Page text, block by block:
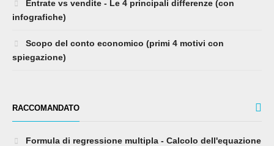
Entrate vs vendite - Le 4 principali differenze (con
infografiche)
Scopo del conto economico (primi 4 motivi con
spiegazione)
RACCOMANDATO
Formula di regressione multipla - Calcolo dell'equazione